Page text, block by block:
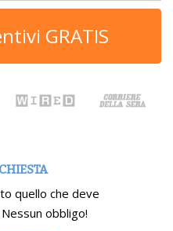
GRATIS
quello che deve
obbligo!